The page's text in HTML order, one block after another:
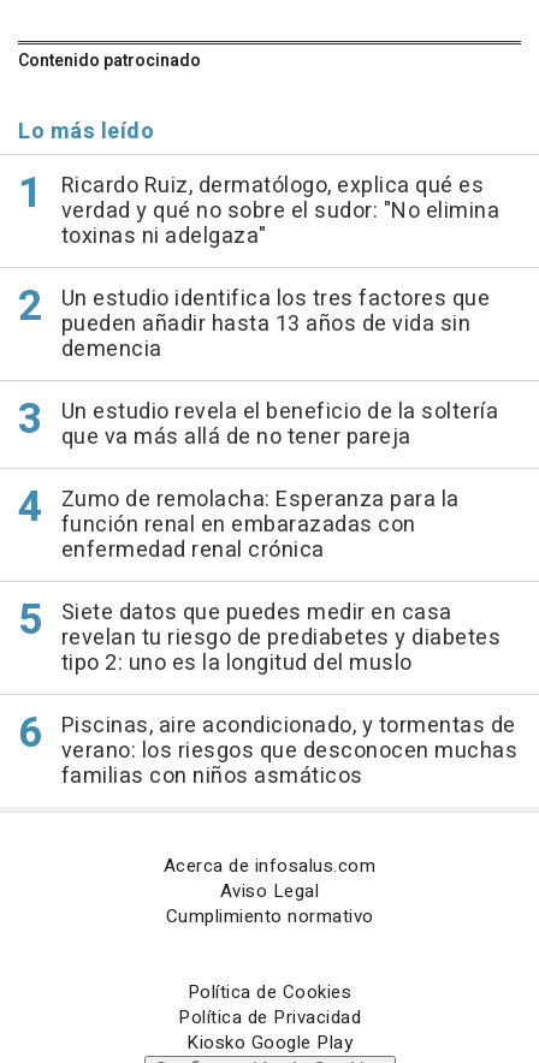
Contenido patrocinado
Lo más leído
Ricardo Ruiz, dermatólogo, explica qué es
verdad y qué no sobre el sudor: "No elimina
toxinas ni adelgaza"
Un estudio identifica los tres factores que
pueden añadir hasta 13 años de vida sin
demencia
Un estudio revela el beneficio de la soltería
que va más allá de no tener pareja
Zumo de remolacha: Esperanza para la
función renal en embarazadas con
enfermedad renal crónica
Siete datos que puedes medir en casa
revelan tu riesgo de prediabetes y diabetes
tipo 2: uno es la longitud del muslo
Piscinas, aire acondicionado, y tormentas de
verano: los riesgos que desconocen muchas
familias con niños asmáticos
Acerca de infosalus.com
Aviso Legal
Cumplimiento normativo
Política de Cookies
Política de Privacidad
Kiosko Google Play